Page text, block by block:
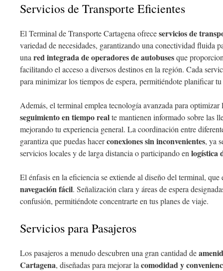
Servicios de Transporte Eficientes
El Terminal de Transporte Cartagena ofreceservicios de
variedad de necesidades, garantizando una conectividad fluida
una red integrada de operadores de autobusesque
facilitando el acceso a diversos destinos en la región. Cada
para minimizar los tiempos de espera, permitiéndote planificar
Además, el terminal emplea tecnología avanzada para
seguimiento en tiempo realte mantienen informado sobre las
mejorando tu experiencia general. La coordinación entre
garantiza que puedas hacerconexiones sin inconvenientes, ya
servicios locales y de larga distancia o participando en logística
El énfasis en la eficiencia se extiende al diseño del terminal,
navegación fácil. Señalización clara y áreas de espera
confusión, permitiéndote concentrarte en tus planes de viaje.
Servicios para Pasajeros
Los pasajeros a menudo descubren una gran cantidad de
Cartagena, diseñadas para mejorar la comodidad y